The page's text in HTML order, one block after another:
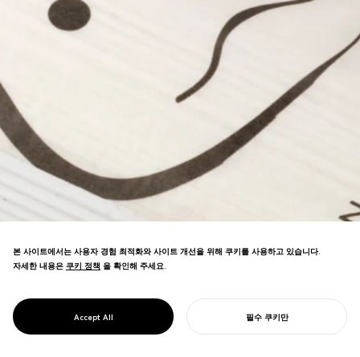
PROJECT
칸표 우동
여 세계 최고의 식품 패키징이라는 타이틀을
본 사이트에서는 사용자 경험 최적화와 사이트 개선을 위해 쿠키를 사용하고 있습니다.
자세한 내용은 쿠키 정책
쿠키 정책 을 확인해 주세요.
Accept All 필수 쿠키만